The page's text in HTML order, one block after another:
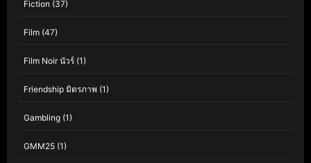
Fiction (37)
Film (47)
Film Noir นัวร์ (1)
Friendship มิตรภาพ (1)
Gambling (1)
GMM25 (1)